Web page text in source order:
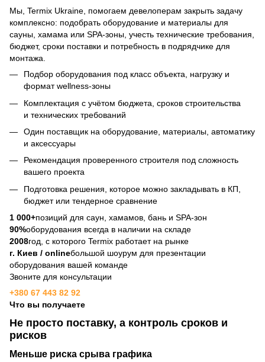
Мы, Termix Ukraine, помогаем девелоперам закрыть задачу
комплексно: подобрать оборудование и материалы для
сауны, хамама или SPA-зоны, учесть технические требования,
бюджет, сроки поставки и потребность в подрядчике для
монтажа.
Подбор оборудования под класс объекта, нагрузку и
формат wellness-зоны
Комплектация с учётом бюджета, сроков строительства
и технических требований
Один поставщик на оборудование, материалы, автоматику
и аксессуары
Рекомендация проверенного строителя под сложность
вашего проекта
Подготовка решения, которое можно закладывать в КП,
бюджет или тендерное сравнение
1 000+позиций для саун, хамамов, бань и SPA-зон
90%оборудования всегда в наличии на складе
2008год, с которого Termix работает на рынке
г. Киев / onlineбольшой шоурум для презентации
оборудования вашей команде
Звоните для консультации
+380 67 443 82 92
Что вы получаете
Не просто поставку, а контроль сроков и
рисков
Меньше риска срыва графика